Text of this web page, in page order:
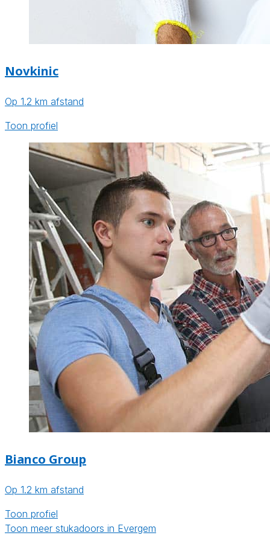
Novkinic
Op 1.2 km afstand
Toon profiel
Bianco Group
Op 1.2 km afstand
Toon profiel
Toon meer stukadoors in Evergem